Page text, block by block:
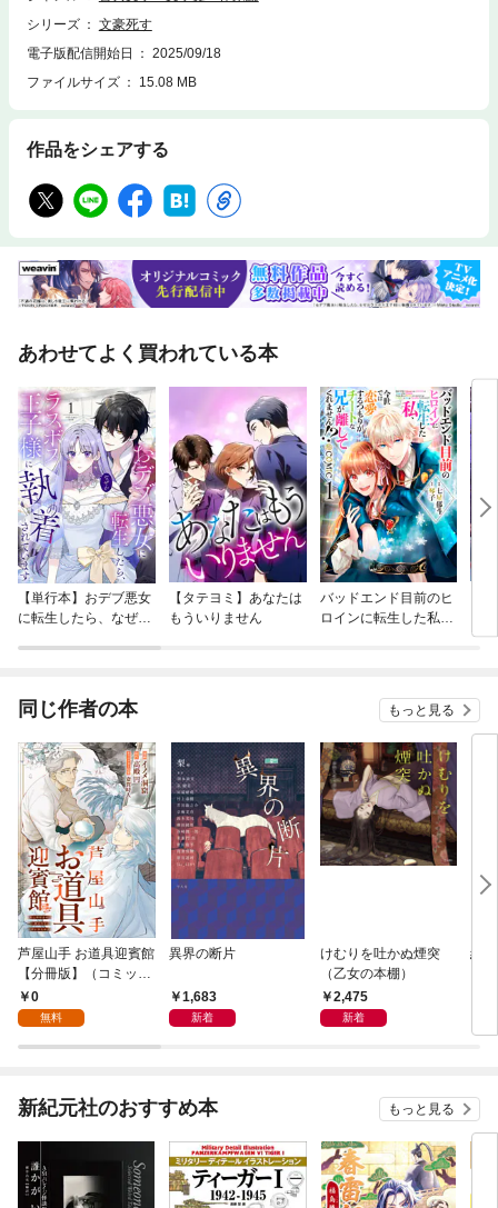
シリーズ
文豪死す
電子版配信開始日
2025/09/18
ファイルサイズ
15.08 MB
作品をシェアする
あわせてよく買われている本
【単行本】おデブ悪女
に転生したら、なぜか
【タテヨミ】あなたは
もういりません
バッドエンド目前のヒ
ロインに転生した私、
同じ作者の本 もっと見る
芦屋山手 お道具迎賓館
【分冊版】（コミッ
ク） １話
0
無料
異界の断片
1,683
新着
けむりを吐かぬ煙突
（乙女の本棚）
2,475
新着
経
新紀元社のおすすめ本 もっと見る